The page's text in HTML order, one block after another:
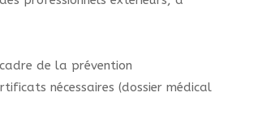
de la prévention
nécessaires (dossier médical